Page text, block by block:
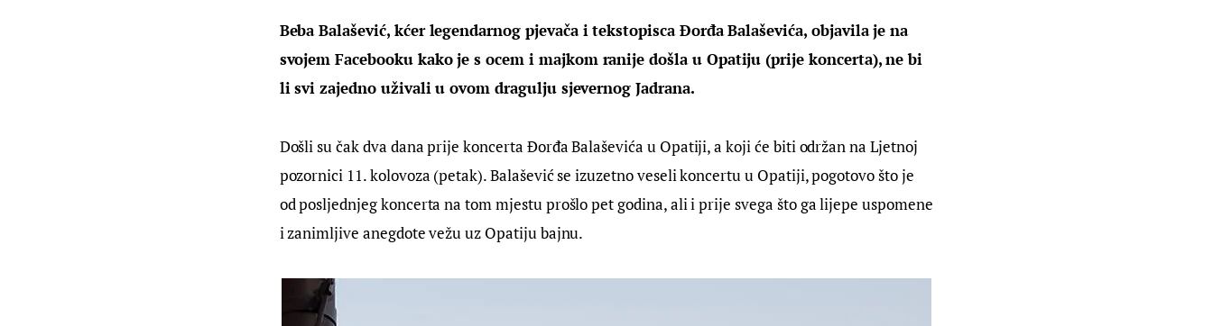
Beba Balašević, kćer legendarnog pjevača i tekstopisca Đorđa Balaševića, objavila je na
svojem Facebooku kako je s ocem i majkom ranije došla u Opatiju (prije koncerta), ne bi
li svi zajedno uživali u ovom dragulju sjevernog Jadrana.
Došli su čak dva dana prije koncerta Đorđa Balaševića u Opatiji, a koji će biti održan na Ljetnoj
pozornici 11. kolovoza (petak). Balašević se izuzetno veseli koncertu u Opatiji, pogotovo što je
od posljednjeg koncerta na tom mjestu prošlo pet godina, ali i prije svega što ga lijepe uspomene
i zanimljive anegdote vežu uz Opatiju bajnu.